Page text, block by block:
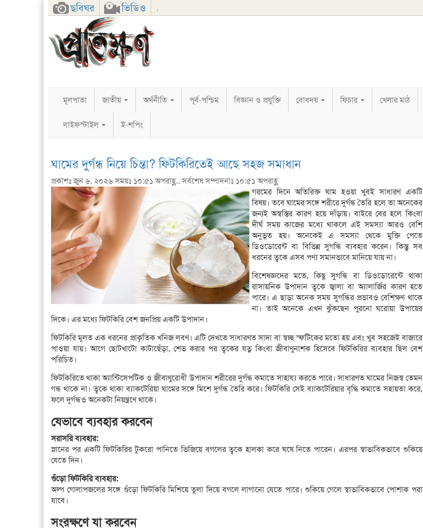
ছবিঘর ভিডিও ,
FacebookTwitterGoogle+
মূলপাতা জাতীয় অর্থনীতি পূর্ব-পশ্চিম বিজ্ঞান ও প্রযুক্তি বোধদয় ফিচার খেলার মাঠ
লাইফস্টাইল ই-শপিং
ঘামের দুর্গন্ধ নিয়ে চিন্তা? ফিটকিরিতেই আছে সহজ সমাধান
প্রকাশঃ জুন ৬, ২০২৬ সময়ঃ ১০:৫১ অপরাহ্ণ.. সর্বশেষ সম্পাদনাঃ ১০:৫১ অপরাহ্ণ
গরমের দিনে অতিরিক্ত ঘাম হওয়া খুবই সাধারণ একটি
বিষয়। তবে ঘামের সঙ্গে শরীরে দুর্গন্ধ তৈরি হলে তা অনেকের
জন্যই অস্বস্তির কারণ হয়ে দাঁড়ায়। বাইরে বের হলে কিংবা
দীর্ঘ সময় কাজের মধ্যে থাকলে এই সমস্যা আরও বেশি
অনুভূত হয়। অনেকেই এ সমস্যা থেকে মুক্তি পেতে
ডিওডোরেন্ট বা বিভিন্ন সুগন্ধি ব্যবহার করেন। কিন্তু সব
ধরনের ত্বকে এসব পণ্য সমানভাবে মানিয়ে যায় না।
বিশেষজ্ঞদের মতে, কিছু সুগন্ধি বা ডিওডোরেন্টে থাকা
রাসায়নিক উপাদান ত্বকে জ্বালা বা অ্যালার্জির কারণ হতে
পারে। এ ছাড়া অনেক সময় সুগন্ধির প্রভাবও বেশিক্ষণ থাকে
না। তাই অনেকে এখন ঝুঁকছেন পুরনো ঘরোয়া উপায়ের
দিকে। এর মধ্যে ফিটকিরি বেশ জনপ্রিয় একটি উপাদান।
ফিটকিরি মূলত এক ধরনের প্রাকৃতিক খনিজ লবণ। এটি দেখতে সাধারণত সাদা বা স্বচ্ছ স্ফটিকের মতো হয় এবং খুব সহজেই বাজারে
পাওয়া যায়। আগে ছোটখাটো কাটাছেঁড়া, শেভ করার পর ত্বকের যত্ন কিংবা জীবাণুনাশক হিসেবে ফিটকিরির ব্যবহার ছিল বেশ
পরিচিত।
ফিটকিরিতে থাকা অ্যান্টিসেপটিক ও জীবাণুরোধী উপাদান শরীরের দুর্গন্ধ কমাতে সাহায্য করতে পারে। সাধারণত ঘামের নিজস্ব তেমন
গন্ধ থাকে না। ত্বকে থাকা ব্যাকটেরিয়া ঘামের সঙ্গে মিশে দুর্গন্ধ তৈরি করে। ফিটকিরি সেই ব্যাকটেরিয়ার বৃদ্ধি কমাতে সহায়তা করে,
ফলে দুর্গন্ধও অনেকটা নিয়ন্ত্রণে থাকে।
যেভাবে ব্যবহার করবেন
সরাসরি ব্যবহার:
স্নানের পর একটি ফিটকিরির টুকরো পানিতে ভিজিয়ে বগলের ত্বকে হালকা করে ঘষে নিতে পারেন। এরপর স্বাভাবিকভাবে শুকিয়ে
যেতে দিন।
গুঁড়ো ফিটকিরি ব্যবহার:
অল্প গোলাপজলের সঙ্গে গুঁড়ো ফিটকিরি মিশিয়ে তুলা দিয়ে বগলে লাগানো যেতে পারে। শুকিয়ে গেলে স্বাভাবিকভাবে পোশাক পরা
যাবে।
সংরক্ষণে যা করবেন